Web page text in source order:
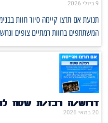
תנועת אם תרצו קיימה סיור חוות בבנימין
המשתתפים בחוות רמתיים צופים ונחשפו
דרוש/ה רכז/ת שטח